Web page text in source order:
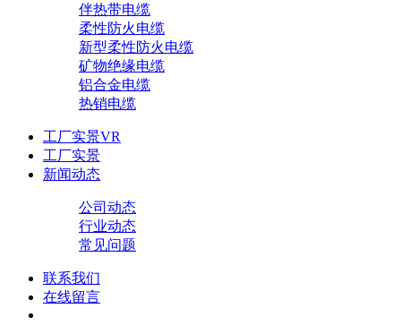
伴热带电缆
柔性防火电缆
新型柔性防火电缆
矿物绝缘电缆
铝合金电缆
热销电缆
工厂实景VR
工厂实景
新闻动态
公司动态
行业动态
常见问题
联系我们
在线留言